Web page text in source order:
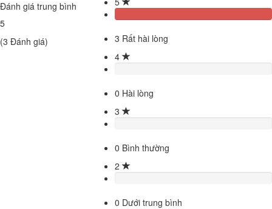
Đánh giá trung bình
5
(3 Đánh giá) 3 Rất hài lòng
4
0 Hài lòng
3
0 Bình thường
2
0 Dưới trung bình